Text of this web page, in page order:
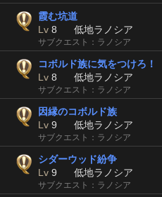
霞む坑道
Lv 8 低地ラノシア
サブクエスト：ラノシア
コボルド族に気をつけろ！
Lv 8 低地ラノシア
サブクエスト：ラノシア
因縁のコボルド族
Lv 9 低地ラノシア
サブクエスト：ラノシア
シダーウッド紛争
Lv 9 低地ラノシア
サブクエスト：ラノシア